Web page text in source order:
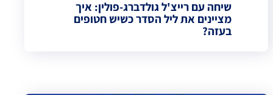
שיחה עם רייצ'ל גולדברג-פולין: איך
מציינים את ליל הסדר כשיש חטופים
בעזה?